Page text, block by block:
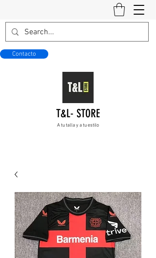
Contacto
T&L- STORE
A tu talla y a tu estilo